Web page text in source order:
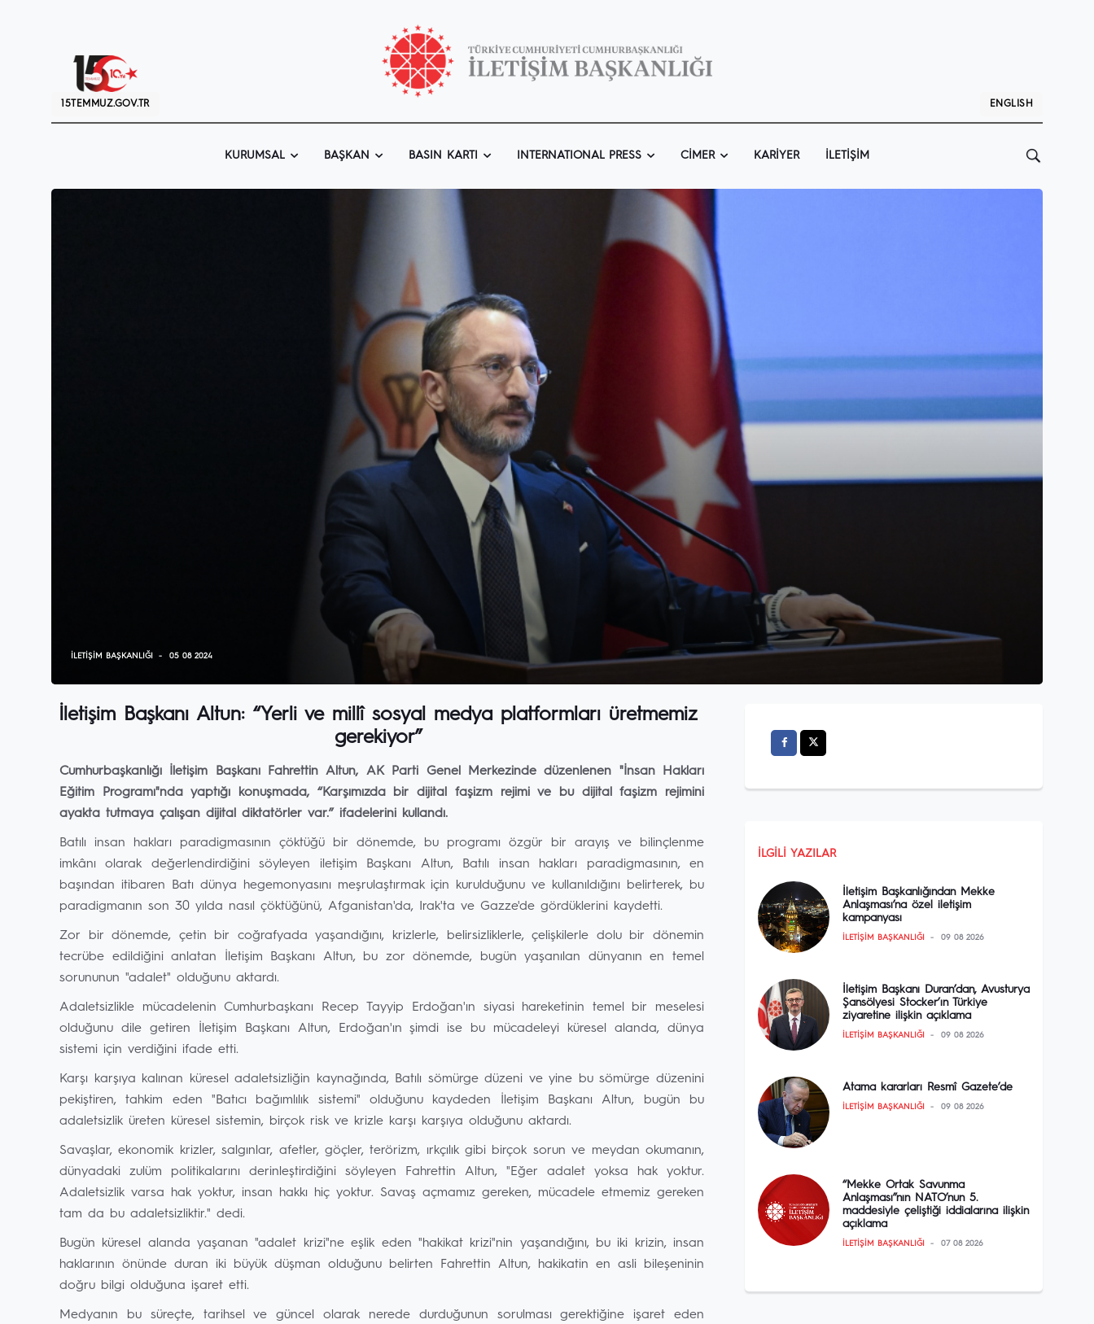
15TEMMUZ.GOV.TR ENGLISH
KURUMSAL BAŞKAN BASIN KARTI INTERNATIONAL PRESS CIMER KARIYER İLETIŞIM
İLETIŞIM BAŞKANLIĞI 05 08 2024
İletişim Başkanı Altun: “Yerli ve millî sosyal medya platformları üretmemiz
gerekiyor”
Cumhurbaşkanlığı İletişim Başkanı Fahrettin Altun, AK Parti Genel Merkezinde düzenlenen "İnsan Hakları
Eğitim Programı"nda yaptığı konuşmada, “Karşımızda bir dijital faşizm rejimi ve bu dijital faşizm rejimini
ayakta tutmaya çalışan dijital diktatörler var.” ifadelerini kullandı.
Batılı insan hakları paradigmasının çöktüğü bir dönemde, bu programı özgür bir arayış ve bilinçlenme
imkânı olarak değerlendirdiğini söyleyen iletişim Başkanı Altun, Batılı insan hakları paradigmasının, en
başından itibaren Batı dünya hegemonyasını meşrulaştırmak için kurulduğunu ve kullanıldığını belirterek, bu
paradigmanın son 30 yılda nasıl çöktüğünü, Afganistan'da, Irak'ta ve Gazze'de gördüklerini kaydetti.
Zor bir dönemde, çetin bir coğrafyada yaşandığını, krizlerle, belirsizliklerle, çelişkilerle dolu bir dönemin
tecrübe edildiğini anlatan İletişim Başkanı Altun, bu zor dönemde, bugün yaşanılan dünyanın en temel
sorununun "adalet" olduğunu aktardı.
Adaletsizlikle mücadelenin Cumhurbaşkanı Recep Tayyip Erdoğan'ın siyasi hareketinin temel bir meselesi
olduğunu dile getiren İletişim Başkanı Altun, Erdoğan'ın şimdi ise bu mücadeleyi küresel alanda, dünya
sistemi için verdiğini ifade etti.
Karşı karşıya kalınan küresel adaletsizliğin kaynağında, Batılı sömürge düzeni ve yine bu sömürge düzenini
pekiştiren, tahkim eden "Batıcı bağımlılık sistemi" olduğunu kaydeden İletişim Başkanı Altun, bugün bu
adaletsizlik üreten küresel sistemin, birçok risk ve krizle karşı karşıya olduğunu aktardı.
Savaşlar, ekonomik krizler, salgınlar, afetler, göçler, terörizm, ırkçılık gibi birçok sorun ve meydan okumanın,
dünyadaki zulüm politikalarını derinleştirdiğini söyleyen Fahrettin Altun, "Eğer adalet yoksa hak yoktur.
Adaletsizlik varsa hak yoktur, insan hakkı hiç yoktur. Savaş açmamız gereken, mücadele etmemiz gereken
tam da bu adaletsizliktir." dedi.
Bugün küresel alanda yaşanan "adalet krizi"ne eşlik eden "hakikat krizi"nin yaşandığını, bu iki krizin, insan
haklarının önünde duran iki büyük düşman olduğunu belirten Fahrettin Altun, hakikatin en asli bileşeninin
doğru bilgi olduğuna işaret etti.
Medyanın bu süreçte, tarihsel ve güncel olarak nerede durduğunun sorulması gerektiğine işaret eden
İLGILI YAZILAR
İletişim Başkanlığından Mekke
Anlaşması’na özel iletişim
kampanyası
İLETIŞIM BAŞKANLIĞI 09 08 2026
İletişim Başkanı Duran’dan, Avusturya
Şansölyesi Stocker’ın Türkiye
ziyaretine ilişkin açıklama
İLETIŞIM BAŞKANLIĞI 09 08 2026
Atama kararları Resmî Gazete’de
İLETIŞIM BAŞKANLIĞI 09 08 2026
“Mekke Ortak Savunma
Anlaşması”nın NATO’nun 5.
maddesiyle çeliştiği iddialarına ilişkin
açıklama
İLETIŞIM BAŞKANLIĞI 07 08 2026